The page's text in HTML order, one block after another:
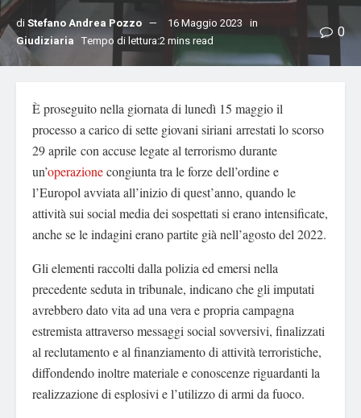
diStefano Andrea Pozzo 16 Maggio 2023 in
Giudiziaria Tempo di lettura:2 mins read 0
È proseguito nella giornata di lunedì 15 maggio il
processo a carico di sette giovani siriani arrestati lo scorso
29 aprile con accuse legate al terrorismo durante
un’operazionecongiunta tra le forze dell’ordine e
l’Europol avviata all’inizio di quest’anno, quando le
attività sui social media dei sospettati si erano intensificate,
anche se le indagini erano partite già nell’agosto del 2022.
Gli elementi raccolti dalla polizia ed emersi nella
precedente seduta in tribunale, indicano che gli imputati
avrebbero dato vita ad una vera e propria campagna
estremista attraverso messaggi social sovversivi, finalizzati
al reclutamento e al finanziamento di attività terroristiche,
diffondendo inoltre materiale e conoscenze riguardanti la
realizzazione di esplosivi e l’utilizzo di armi da fuoco.